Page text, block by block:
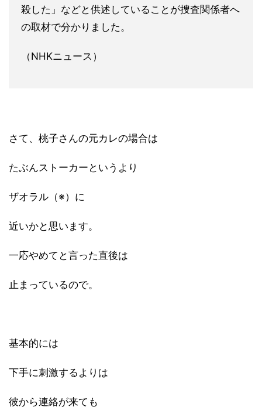
殺した」などと供述していることが捜査関係者へ
の取材で分かりました。
（NHKニュース）
さて、桃子さんの元カレの場合は
たぶんストーカーというより
ザオラル（※）に
近いかと思います。
一応やめてと言った直後は
止まっているので。
基本的には
下手に刺激するよりは
彼から連絡が来ても